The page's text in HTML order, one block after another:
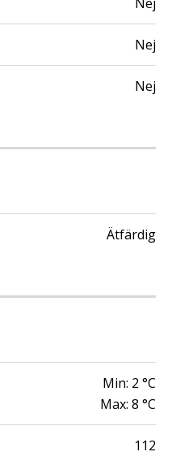
Nej
Nej
Ätfärdig
Min: 2 °C
Max: 8 °C
112